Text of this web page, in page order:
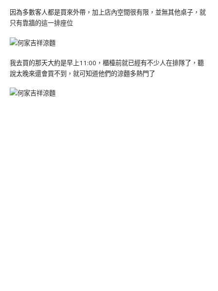
因為多數客人都是買來外帶，加上店內空間很有限，並無其他桌子，就
只有靠牆的這一排座位
我去買的那天大約是早上11:00，櫃檯前就已經有不少人在排隊了，聽
說太晚來還會買不到，就可知道他們的涼麵多熱門了